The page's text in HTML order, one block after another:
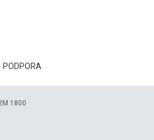
PODPORA
BLOG
1800